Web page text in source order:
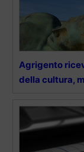
Agrigento
della cultura,